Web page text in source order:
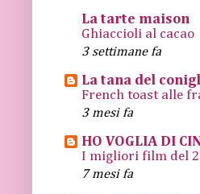
La tarte maison
Ghiaccioli al cacao
3 settimane fa
La tana del
French toast alle
3 mesi fa
HO VOGLIA DI
I migliori film del
7 mesi fa